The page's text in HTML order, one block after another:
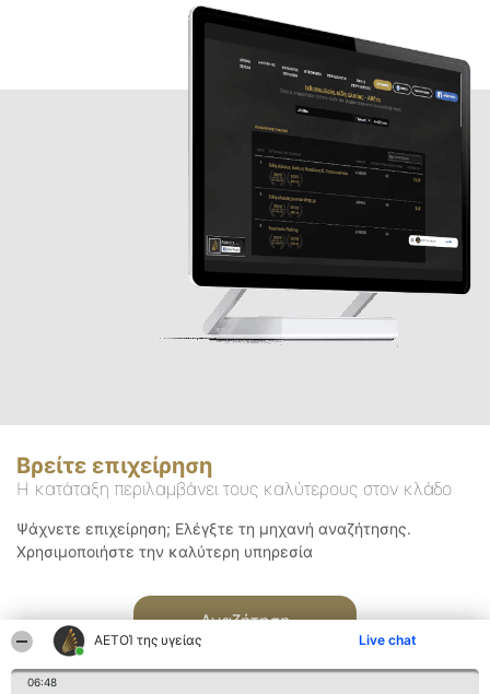
ΑΕΤΟΊ της υγείας Live chat
06:48
Βρείτε επιχείρηση
Η κατάταξη περιλαμβάνει τους καλύτερους στον κλάδο
Ψάχνετε επιχείρηση; Ελέγξτε τη μηχανή αναζήτησης.
Χρησιμοποιήστε την καλύτερη υπηρεσία
Αναζήτηση